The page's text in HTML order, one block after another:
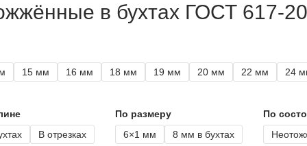
в бухтах ГОСТ 617-
15 мм 16 мм 18 мм 19 мм 20 мм 22 мм 24
В отрезках
По размеру
6×1 мм
8 мм в бухтах
По